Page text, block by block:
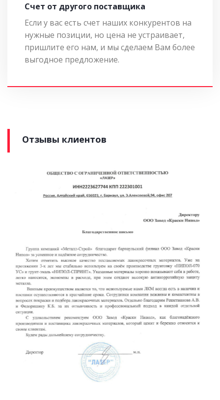
Cчет от другого поставщика
Если у вас есть счет наших конкурентов на
нужные позиции, но цена не устраивает,
пришлите его нам, и мы сделаем Вам более
выгодное предложение.
Отзывы клиентов